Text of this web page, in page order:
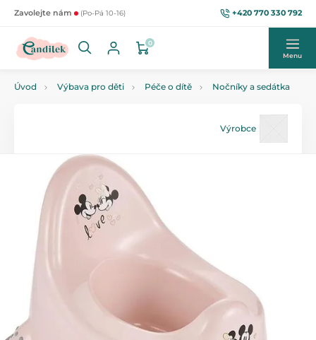
Zavolejte nám (Po-Pá 10-16) +420 770 330 792
0
Menu
Úvod Výbava pro děti Péče o dítě Nočníky a sedátka
Výrobce